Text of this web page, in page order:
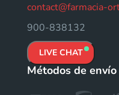
contact@farmacia-
900-838132
LIVE CHAT
Métodos de envío